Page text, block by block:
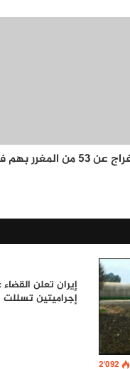
53 من المغرر بهم في البيضاء
2٬092
إيران تعلن
إجراميتين تسللت